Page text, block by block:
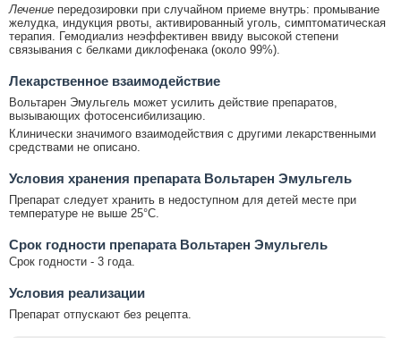
Лечение передозировки при случайном приеме внутрь: промывание
желудка, индукция рвоты, активированный уголь, симптоматическая
терапия. Гемодиализ неэффективен ввиду высокой степени
связывания с белками диклофенака (около 99%).
Лекарственное взаимодействие
Вольтарен Эмульгель может усилить действие препаратов,
вызывающих фотосенсибилизацию.
Клинически значимого взаимодействия с другими лекарственными
средствами не описано.
Условия хранения препарата Вольтарен Эмульгель
Препарат следует хранить в недоступном для детей месте при
температуре не выше 25°C.
Срок годности препарата Вольтарен Эмульгель
Срок годности - 3 года.
Условия реализации
Препарат отпускают без рецепта.